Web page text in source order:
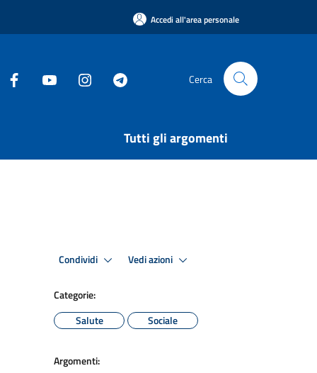
Accedi all'area personale
Cerca
Tutti gli argomenti
Condividi Vedi azioni
Categorie:
Salute
Sociale
Argomenti: